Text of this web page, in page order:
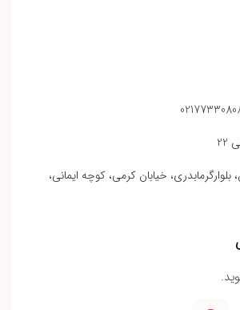
خیابان کرمی، کوچه ایمانی،